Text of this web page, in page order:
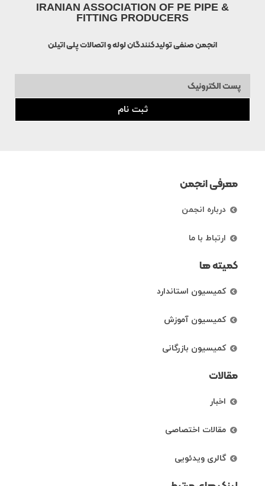
IRANIAN ASSOCIATION OF PE PIPE &
FITTING PRODUCERS
انجمن صنفی تولیدکنندگان لوله و اتصالات پلی اتیلن
ثبت نام
معرفی انجمن
درباره انجمن
ارتباط با ما
کمیته ها
کمیسیون استاندارد
کمیسیون آموزش
کمیسیون بازرگانی
مقالات
اخبار
مقالات اختصاصی
گالری ویدئویی